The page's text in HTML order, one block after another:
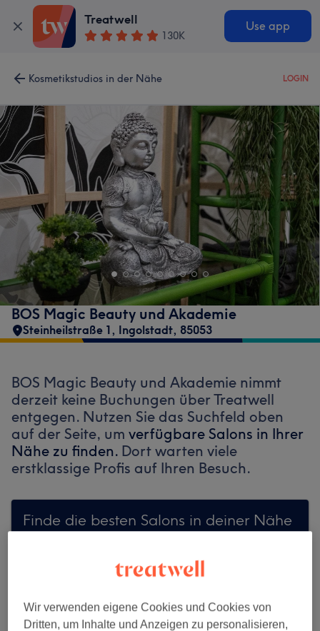
Treatwell
130K
Use app
Kosmetikstudios in der Nähe LOGIN
BOS Magic Beauty und Akademie
Steinheilstraße 1, Ingolstadt, 85053
BOS Magic Beauty und Akademie nimmt
derzeit keine Buchungen über Treatwell
entgegen. Nutzen Sie das Suchfeld oben
auf der Seite, um verfügbare Salons in Ihrer
Nähe zu finden. Dort warten viele
erstklassige Profis auf Ihren Besuch.
Finde die besten Salons in deiner Nähe
Auf Treatwell finden
Wir verwenden eigene Cookies und Cookies von
Dritten, um Inhalte und Anzeigen zu personalisieren,